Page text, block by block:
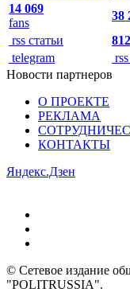
14 069
fans
38
rss статьи
812
telegram
Новости партнеров
О ПРОЕКТЕ
РЕКЛАМА
КОНТАКТЫ
Яндекс.Дзен
© Сетевое издание
"POLITRUSSIA".